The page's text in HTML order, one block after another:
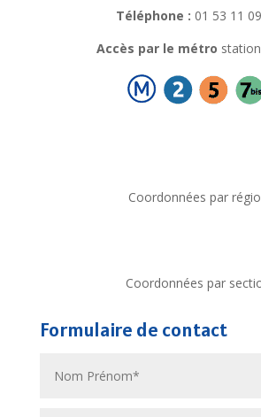
Téléphone : 01 53 11
Accès par le métro
Coordonnées par
Coordonnées par
Formulaire de contact